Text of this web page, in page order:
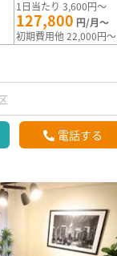
1日当たり 3,600円～
127,800 円/月～
初期費用他 22,000円～
電話する